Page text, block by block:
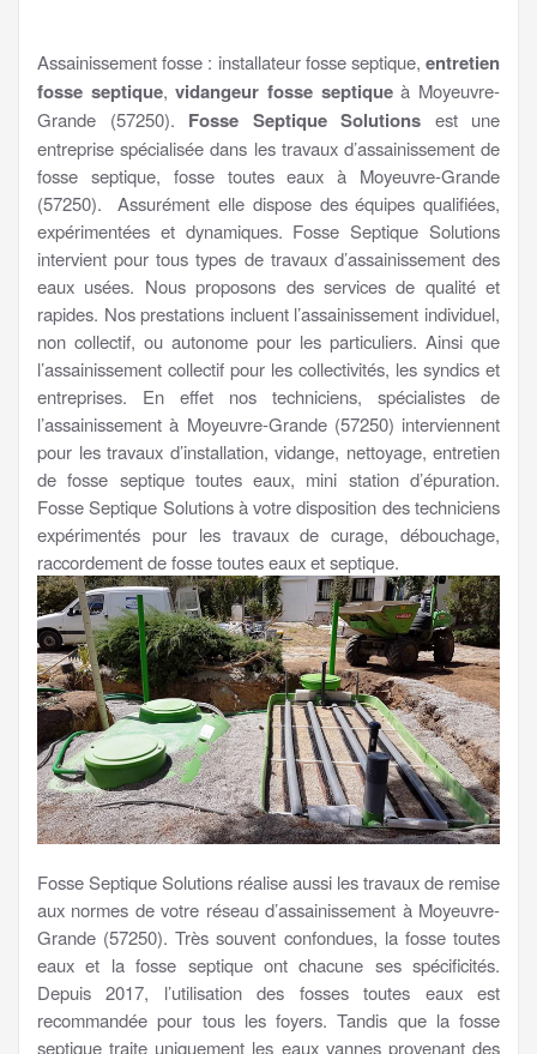
Assainissement fosse : installateur fosse septique, entretien
fosse septique,vidangeur fosse septiqueà Moyeuvre-
Grande (57250). Fosse Septique Solutions est une
entreprise spécialisée dans les travaux d’assainissement de
fosse septique, fosse toutes eaux à Moyeuvre-Grande
(57250). Assurément elle dispose des équipes qualifiées,
expérimentées et dynamiques. Fosse Septique Solutions
intervient pour tous types de travaux d’assainissement des
eaux usées. Nous proposons des services de qualité et
rapides. Nos prestations incluent l’assainissement individuel,
non collectif, ou autonome pour les particuliers. Ainsi que
l’assainissement collectif pour les collectivités, les syndics et
entreprises. En effet nos techniciens, spécialistes de
l’assainissement à Moyeuvre-Grande (57250) interviennent
pour les travaux d’installation, vidange, nettoyage, entretien
de fosse septique toutes eaux, mini station d’épuration.
Fosse Septique Solutions à votre disposition des techniciens
expérimentés pour les travaux de curage, débouchage,
raccordement de fosse toutes eaux et septique.
Fosse Septique Solutions réalise aussi les travaux de remise
aux normes de votre réseau d’assainissement à Moyeuvre-
Grande (57250). Très souvent confondues, la fosse toutes
eaux et la fosse septique ont chacune ses spécificités.
Depuis 2017, l’utilisation des fosses toutes eaux est
recommandée pour tous les foyers. Tandis que la fosse
septique traite uniquement les eaux vannes provenant des